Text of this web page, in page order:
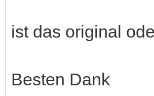
ist das original
Besten Dank